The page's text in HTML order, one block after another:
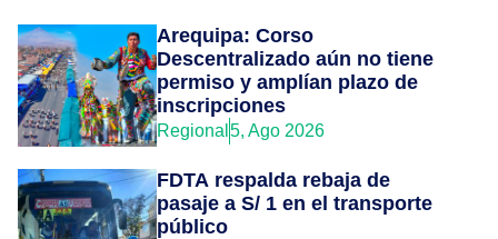
Arequipa: Corso
Descentralizado aún no tiene
permiso y amplían plazo de
inscripciones
Regional 5, Ago 2026
FDTA respalda rebaja de
pasaje a S/ 1 en el transporte
público